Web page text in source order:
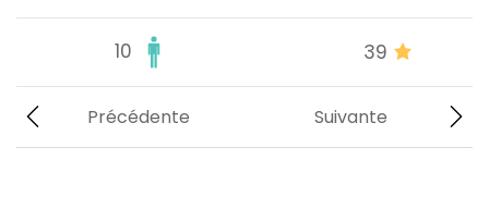
10 39
Suivante
Précédente